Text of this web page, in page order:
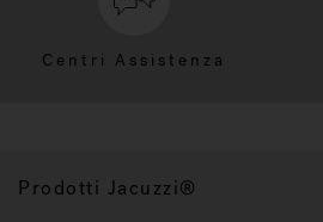
Centri Assistenza
Prodotti Jacuzzi®